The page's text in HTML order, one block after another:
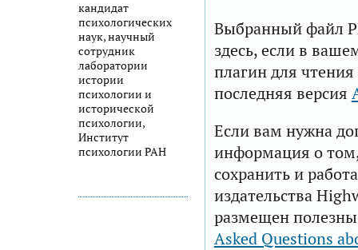
кандидат
психологических
наук, научный
сотрудник
лаборатории
истории
психологии и
исторической
психологии,
Институт
психологии РАН
Выбранный файл
здесь, если в
плагин для
последняя версия
Если вам нужна
информация о том,
сохранить и
издательства
размещен
Asked Questions